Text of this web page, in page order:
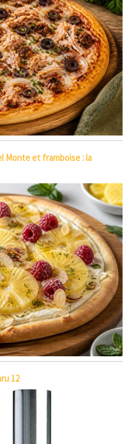
Monte et framboise : la
12